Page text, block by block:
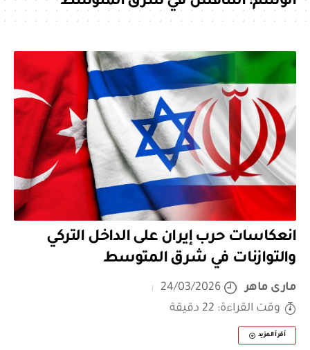
انعكاسات حرب إيران على الداخل التركي
والتوازنات في شرق المتوسط
مارى ماهر
24/03/2026
وقت القراءة: 22 دقيقة
أقرأ المزيد